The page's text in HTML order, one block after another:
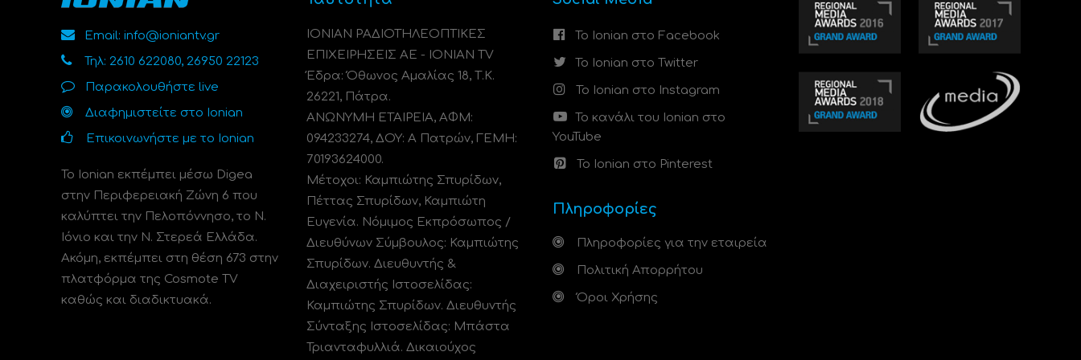
Email: info@ioniantv.gr
Τηλ: 2610 622080, 26950 22123
Παρακολουθήστε live
Διαφημιστείτε στο Ionian
Επικοινωνήστε με το Ionian
Το Ionian εκπέμπει μέσω Digea
στην Περιφερειακή Ζώνη 6 που
καλύπτει την Πελοπόννησο, το N.
Ιόνιο και την Ν. Στερεά Ελλάδα.
Ακόμη, εκπέμπει στη θέση 673 στην
πλατφόρμα της Cosmote TV
καθώς και διαδικτυακά.
ΙΟΝΙΑΝ ΡΑΔΙΟΤΗΛΕΟΠΤΙΚΕΣ
ΕΠΙΧΕΙΡΗΣΕΙΣ ΑΕ - IONIAN TV
Έδρα: Όθωνος Αμαλίας 18, Τ.Κ.
26221, Πάτρα.
ΑΝΩΝΥΜΗ ΕΤΑΙΡΕΙΑ, ΑΦΜ:
094233274, ΔΟΥ: A Πατρών, ΓΕΜΗ:
70193624000.
Μέτοχοι: Καμπιώτης Σπυρίδων,
Πέττας Σπυρίδων, Καμπιώτη
Ευγενία. Νόμιμος Εκπρόσωπος /
Διευθύνων Σύμβουλος: Καμπιώτης
Σπυρίδων. Διευθυντής &
Διαχειριστής Ιστοσελίδας:
Καμπιώτης Σπυρίδων. Διευθυντής
Σύνταξης Ιστοσελίδας: Μπάστα
Τριανταφυλλιά. Δικαιούχος
Το Ionian στο Facebook
Το Ionian στο Twitter
Το Ionian στο Instagram
Το κανάλι του Ionian στο
YouTube
Το Ionian στο Pinterest
Πληροφορίες
Πληροφορίες για την εταιρεία
Πολιτική Απορρήτου
Όροι Χρήσης